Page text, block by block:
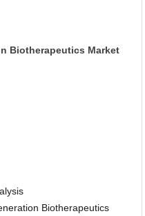
Biotherapeutics Market
Biotherapeutics